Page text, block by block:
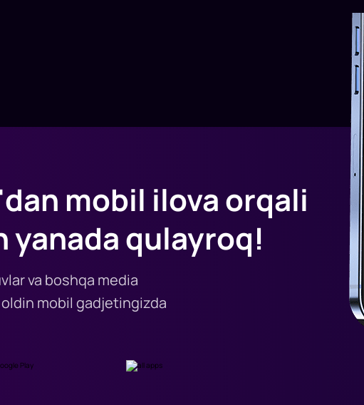
mobil ilova orqali
yanada qulayroq!
va boshqa media
mobil gadjetingizda